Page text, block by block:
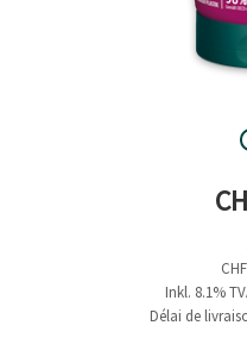
Inkl. 8.1%
Délai de